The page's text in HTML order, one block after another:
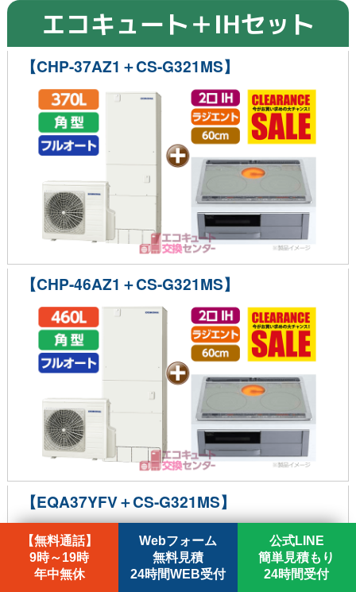
エコキュート＋IHセット
【CHP-37AZ1＋CS-G321MS】
【CHP-46AZ1＋CS-G321MS】
【EQA37YFV＋CS-G321MS】
【無料通話】
9時～19時
年中無休
Webフォーム
無料見積
24時間WEB受付
公式LINE
簡単見積もり
24時間受付